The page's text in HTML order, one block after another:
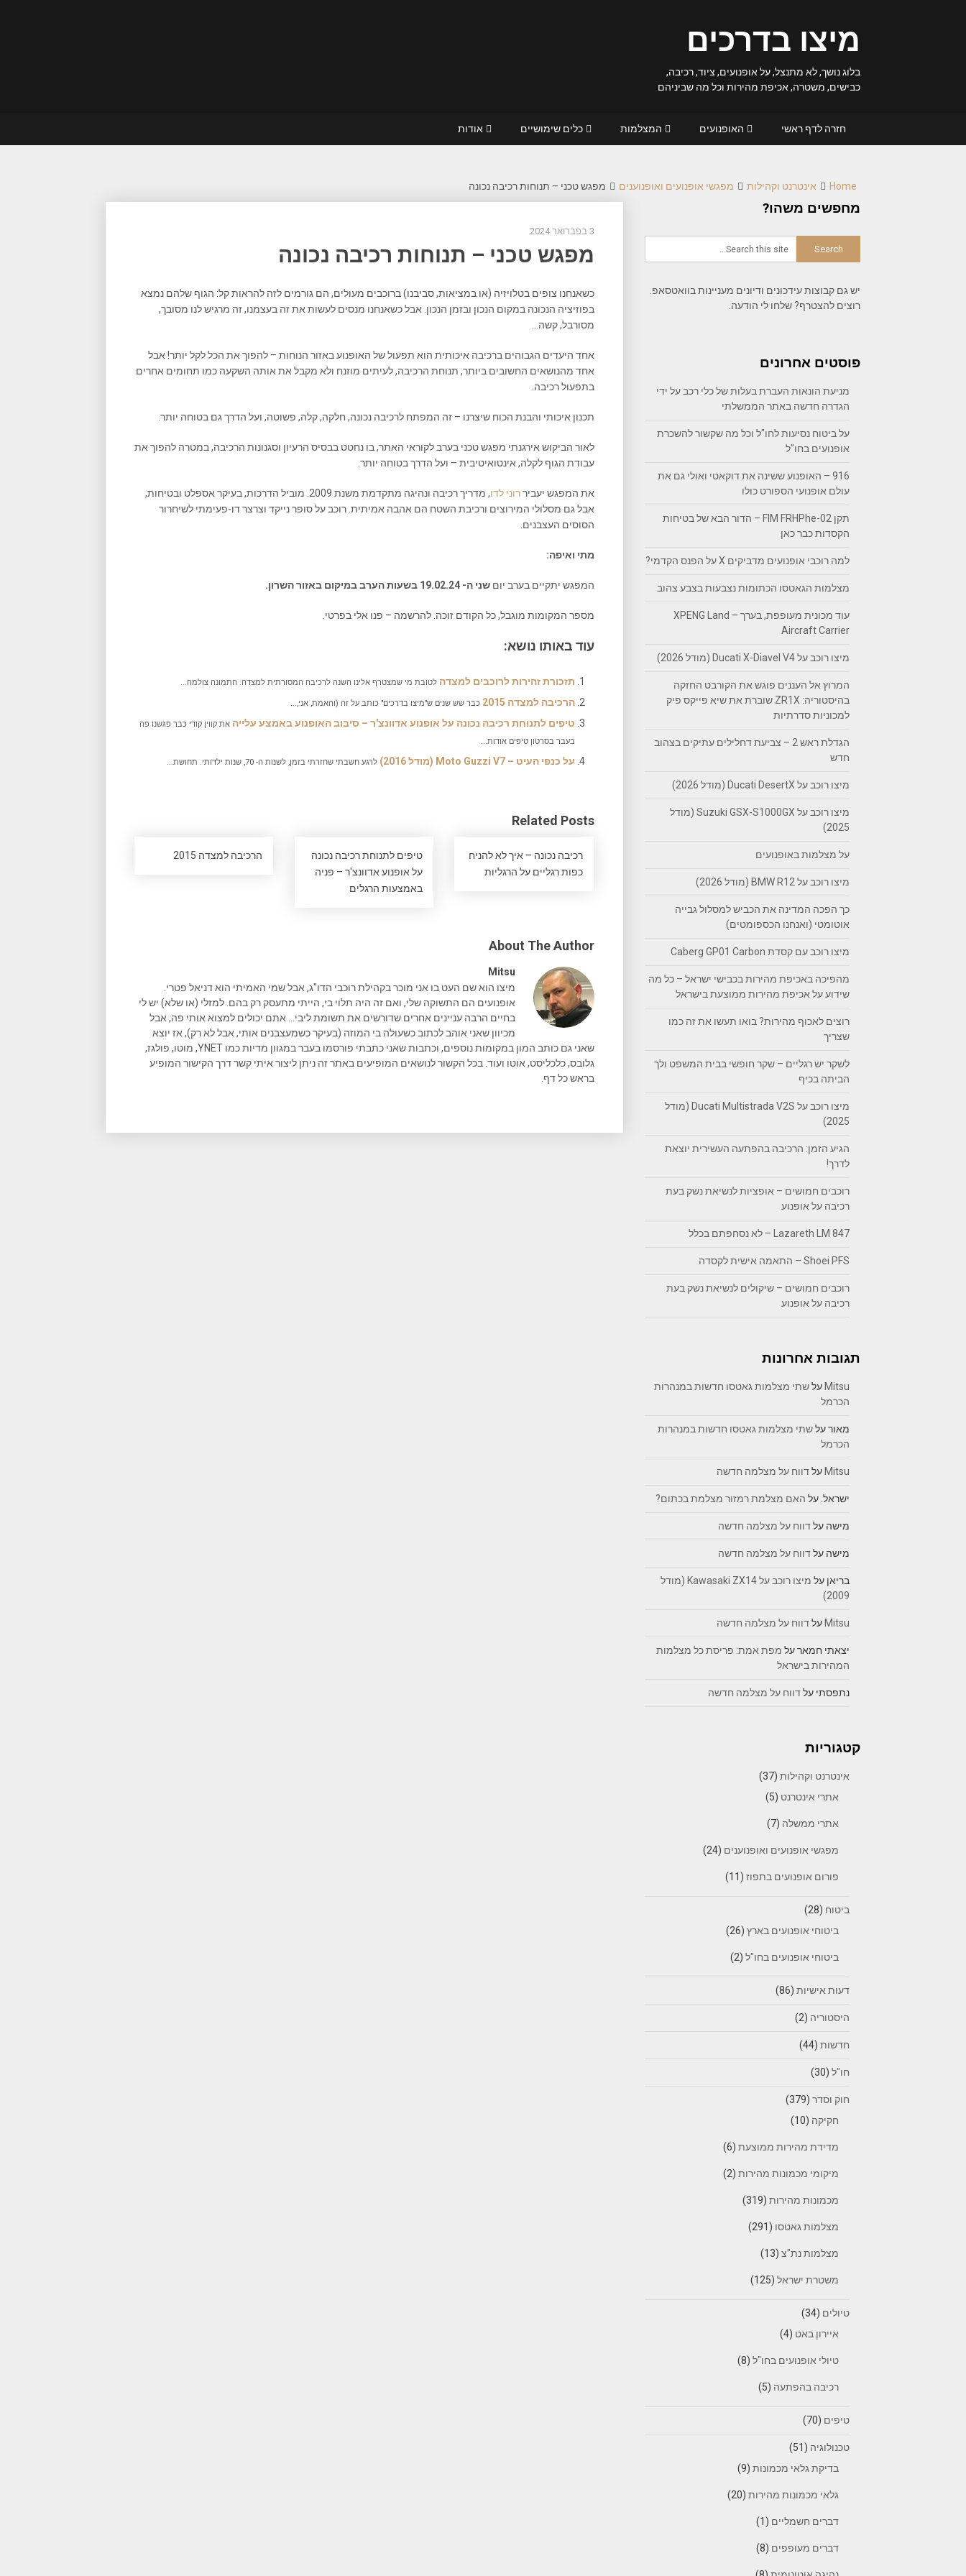
מיצו בדרכים
בלוג נושך, לא מתנצל, על אופנועים, ציוד, רכיבה,
כבישים, משטרה, אכיפת מהירות וכל מה שביניהם
חזרה לדף ראשי האופנועים המצלמות כלים שימושיים אודות
Home אינטרנט וקהילות מפגשי אופנועים ואופנוענים מפגש טכני – תנוחות רכיבה נכונה
3 בפברואר 2024
מפגש טכני – תנוחות רכיבה נכונה
כשאנחנו צופים בטלויזיה (או במציאות, סביבנו) ברוכבים מעולים, הם גורמים לזה להראות קל: הגוף שלהם נמצא
בפוזיציה הנכונה במקום הנכון ובזמן הנכון. אבל כשאנחנו מנסים לעשות את זה בעצמנו, זה מרגיש לנו מסובך,
מסורבל, קשה…
אחד היעדים הגבוהים ברכיבה איכותית הוא תפעול של האופנוע באזור הנוחות – להפוך את הכל לקל יותר! אבל
אחד מהנושאים החשובים ביותר, תנוחת הרכיבה, לעיתים מוזנח ולא מקבל את אותה השקעה כמו תחומים אחרים
בתפעול רכיבה.
תכנון איכותי והבנת הכוח שיצרנו – זה המפתח לרכיבה נכונה, חלקה, קלה, פשוטה, ועל הדרך גם בטוחה יותר.
לאור הביקוש אירגנתי מפגש טכני בערב לקוראי האתר, בו נחטט בבסיס הרעיון וסגנונות הרכיבה, במטרה להפוך את
עבודת הגוף לקלה, אינטואיטיבית – ועל הדרך בטוחה יותר.
את המפגש יעביררוני לדו
, מדריך רכיבה ונהיגה מתקדמת משנת 2009. מוביל הדרכות, בעיקר אספלט ובטיחות,
אבל גם מסלולי המירוצים ורכיבת השטח הם אהבה אמיתית. רוכב על סופר נייקד וצרצר דו-פעימתי לשיחרור
הסוסים העצבנים.
מתי ואיפה:
המפגש יתקיים בערב יום שני ה- 19.02.24 בשעות הערב במיקום באזור השרון.
מספר המקומות מוגבל, כל הקודם זוכה. להרשמה – פנו אלי בפרטי.
עוד באותו נושא:
תזכורת זהירות לרוכבים למצדה לטובת מי שמצטרף אלינו השנה לרכיבה המסורתית למצדה: התמונה צולמה...
הרכיבה למצדה 2015 כבר שש שנים ש"מיצו בדרכים" כותב על זה (והאמת, אני,...
טיפים לתנוחת רכיבה נכונה על אופנוע אדוונצ'ר – סיבוב האופנוע באמצע עלייה את קווין קודי כבר פגשנו פה
בעבר בסרטון טיפים אודות...
על כנפי העיט – Moto Guzzi V7 (מודל 2016) לרגע חשבתי שחזרתי בזמן, לשנות ה- 70, שנות ילדותי. תחושת...
Related Posts
הרכיבה למצדה 2015
טיפים לתנוחת רכיבה נכונה
על אופנוע אדוונצ'ר – פניה
באמצעות הרגלים
רכיבה נכונה – איך לא להניח
כפות רגליים על הרגליות
About The Author
Mitsu
מיצו הוא שם העט בו אני מוכר בקהילת רוכבי הדו"ג, אבל שמי האמיתי הוא דניאל פטרי.
אופנועים הם התשוקה שלי, ואם זה היה תלוי בי, הייתי מתעסק רק בהם. למזלי (או שלא) יש לי
בחיים הרבה עניינים אחרים שדורשים את תשומת ליבי... אתם יכולים למצוא אותי פה, אבל
מכיוון שאני אוהב לכתוב כשעולה בי המוזה (בעיקר כשמעצבנים אותי, אבל לא רק), אז יוצא
שאני גם כותב המון במקומות נוספים, וכתבות שאני כתבתי פורסמו בעבר במגוון מדיות כמו YNET, מוטו, פולגז,
גלובס, כלכליסט, אוטו ועוד. בכל הקשור לנושאים המופיעים באתר זה ניתן ליצור איתי קשר דרך הקישור המופיע
בראש כל דף.
מחפשים משהו?
יש גם קבוצות עידכונים ודיונים מעניינות בוואטסאפ.
רוצים להצטרף? שלחו לי הודעה.
פוסטים אחרונים
מניעת הונאות העברת בעלות של כלי רכב על ידי
הגדרה חדשה באתר הממשלתי
על ביטוח נסיעות לחו"ל וכל מה שקשור להשכרת
אופנועים בחו"ל
916 – האופנוע ששינה את דוקאטי ואולי גם את
עולם אופנועי הספורט כולו
תקן FIM FRHPhe-02 – הדור הבא של בטיחות
הקסדות כבר כאן
למה רוכבי אופנועים מדביקים X על הפנס הקדמי?
מצלמות הגאטסו הכתומות נצבעות בצבע צהוב
עוד מכונית מעופפת, בערך – XPENG Land
Aircraft Carrier
מיצו רוכב על Ducati X-Diavel V4 (מודל 2026)
המרוץ אל העננים פוגש את הקורבט החזקה
בהיסטוריה: ZR1X שוברת את שיא פייקס פיק
למכוניות סדרתיות
הגדלת ראש 2 – צביעת דחלילים עתיקים בצהוב
חדש
מיצו רוכב על Ducati DesertX (מודל 2026)
מיצו רוכב על Suzuki GSX-S1000GX (מודל
2025)
על מצלמות באופנועים
מיצו רוכב על BMW R12 (מודל 2026)
כך הפכה המדינה את הכביש למסלול גבייה
אוטומטי (ואנחנו הכספומטים)
מיצו רוכב עם קסדת Caberg GP01 Carbon
מהפיכה באכיפת מהירות בכבישי ישראל – כל מה
שידוע על אכיפת מהירות ממוצעת בישראל
רוצים לאכוף מהירות? בואו תעשו את זה כמו
שצריך
לשקר יש רגליים – שקר חופשי בבית המשפט ולך
הביתה בכיף
מיצו רוכב על Ducati Multistrada V2S (מודל
2025)
הגיע הזמן: הרכיבה בהפתעה העשירית יוצאת
לדרך!
רוכבים חמושים – אופציות לנשיאת נשק בעת
רכיבה על אופנוע
Lazareth LM 847 – לא נסחפתם בכלל
Shoei PFS – התאמה אישית לקסדה
רוכבים חמושים – שיקולים לנשיאת נשק בעת
רכיבה על אופנוע
תגובות אחרונות
Mitsu עלשתי מצלמות גאטסו חדשות במנהרות
הכרמל
מאורעלשתי מצלמות גאטסו חדשות במנהרות
הכרמל
Mitsu עלדווח על מצלמה חדשה
ישראל. על האם מצלמת רמזור מצלמת בכתום?
מישה עלדווח על מצלמה חדשה
מישה עלדווח על מצלמה חדשה
בריאן על
מיצו רוכב על Kawasaki ZX14 (מודל
2009)
Mitsu עלדווח על מצלמה חדשה
יצאתי חמארעל מפת אמת: פריסת כל מצלמות
המהירות בישראל
נתפסתי עלדווח על מצלמה חדשה
קטגוריות
אינטרנט וקהילות (37)
אתרי אינטרנט (5)
אתרי ממשלה (7)
מפגשי אופנועים ואופנוענים (24)
פורום אופנועים בתפוז (11)
ביטוח (28)
ביטוחי אופנועים בארץ (26)
ביטוחי אופנועים בחו"ל (2)
דעות אישיות (86)
היסטוריה (2)
חדשות (44)
חו"ל (30)
חוק וסדר (379)
חקיקה (10)
מדידת מהירות ממוצעת (6)
מיקומי מכמונות מהירות (2)
מכמונות מהירות (319)
מצלמות גאטסו (291)
מצלמות נת"צ (13)
משטרת ישראל (125)
טיולים (34)
איירון באט (4)
טיולי אופנועים בחו"ל (8)
רכיבה בהפתעה (5)
טיפים (70)
טכנולוגיה (51)
בדיקת גלאי מכמונות (9)
גלאי מכמונות מהירות (20)
דברים חשמליים (1)
דברים מעופפים (8)